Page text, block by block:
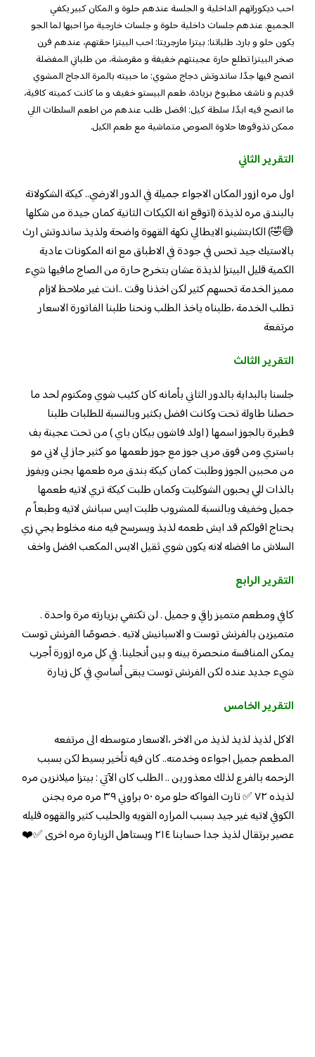
احب ديكوراتهم الداخلية و الجلسة عندهم حلوة و المكان كبير يكفي
الجميع. عندهم جلسات داخلية حلوة و جلسات خارجية مرا احبها لما الجو
يكون حلو و بارد. طلباتنا: بيتزا مارجريتا: احب البيتزا حقتهم، عندهم فرن
صخر البيتزا تطلع حارة عجينتهم خفيفة و مقرمشة، من طلباتي المفضلة
انصح فيها جدًا. ساندوتش دجاج مشوي: ما حبيته بالمرة الدجاج المشوي
قديم و ناشف مطبوخ بزيادة، طعم البيستو خفيف و ما كانت كميته كافية،
ما انصح فيه ابدًا. سلطة كيل: افضل طلب عندهم من اطعم السلطات اللي
ممكن تذوقوها حلاوة الصوص متماشية مع طعم الكيل.
التقرير الثاني
اول مره ازور المكان الاجواء جميلة في الدور الارضي.. كيكة الشكولاتة
بالبندق مره لذيذة (اتوقع انه الكيكات الثانية كمان جيدة من شكلها
😅🤣) الكابتشينو الايطالي نكهة القهوة واضحة ولذيذ ساندوتش ارث
بالاستيك جيد تحس في جودة في الاطباق مع انه المكونات عادية
الكمية قليل البيتزا لذيذة عشان بتخرج حارة من الصاج مافيها شيء
مميز الخدمة تحسهم كثير لكن اخذنا وقت ..انت غير ملاحظ لازام
تطلب الخدمة ،طلبناه ياخذ الطلب ونحنا طلبنا الفاتورة الاسعار
مرتفعة
التقرير الثالث
جلسنا بالبداية بالدور الثاني بأمانه كان كئيب شوي ومكتوم لحد ما
حصلنا طاولة تحت وكانت افضل بكثير وبالنسبة للطلبات طلبنا
فطيرة بالجوز اسمها ( اولد فاشون بيكان باي ) من تحت عجينة بف
باستري ومن فوق مربى جوز مع جوز طعمها مو كثير جاز لي لاني مو
من محبين الجوز وطلبت كمان كيكة بندق مره طعمها يجنن ويفوز
بالذات للي يحبون الشوكليت وكمان طلبت كيكة تري لاتيه طعمها
جميل وخفيف وبالنسبة للمشروب طلبت ايس سبانش لاتيه وطبعاً م
يحتاج اقولكم قد ايش طعمه لذيذ ويسرسح فيه منه مخلوط يجي زي
السلاش ما افضله لانه يكون شوي ثقيل الايس المكعب افضل واخف
التقرير الرابع
كافي ومطعم متميز راقي و جميل . لن تكتفي بزيارته مرة واحدة .
متميزين بالفرنش توست و الاسبانيش لاتيه . خصوصًا الفرنش توست
يمكن المنافسة منحصرة بينه و بين أنجلينا. في كل مره ازورة أجرب
شيء جديد عنده لكن الفرنش توست يبقى أساسي في كل زيارة
التقرير الخامس
الاكل لذيذ لذيذ لذيذ من الاخر ،الاسعار متوسطه الى مرتفعه
المطعم جميل اجواءه وخدمته.. كان فيه تأخير بسيط لكن بسبب
الزحمه بالفرع لذلك معذورين .. الطلب كان الآتي : بيتزا ميلانزين مره
لذيذه ٧٢ ✅ تارت الفواكه حلو مره ٥٠ براوني ٣٩ مره مره يجنن
الكوفي لاتيه غير جيد بسبب المراره القويه والحليب كثير والقهوه قليله
عصير برتقال لذيذ جدا حسابنا ٢١٤ ويستاهل الزيارة مره اخرى ✅❤️